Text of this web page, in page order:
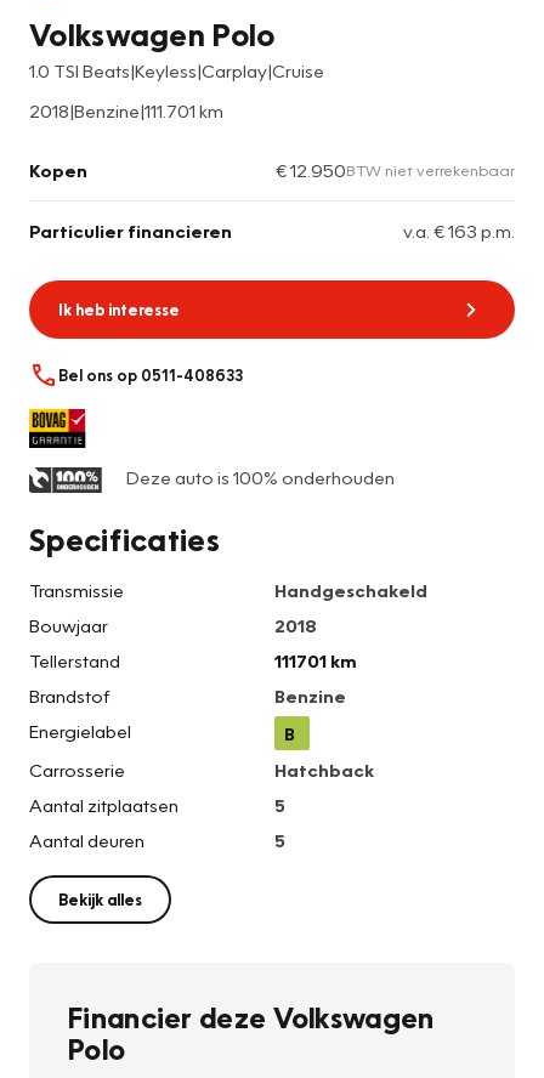
Volkswagen Polo
1.0 TSI Beats|Keyless|Carplay|Cruise
2018|Benzine|111.701 km
Kopen € 12.950BTW niet verrekenbaar
Particulier financieren v.a. € 163 p.m.
Ik heb interesse
Bel ons op 0511-408633
Deze auto is 100% onderhouden
Specificaties
Transmissie
Handgeschakeld
Bouwjaar
2018
Tellerstand
111701 km
Brandstof
Benzine
Energielabel
B
Carrosserie
Hatchback
Aantal zitplaatsen
5
Aantal deuren
5
Bekijk alles
Financier deze Volkswagen
Polo